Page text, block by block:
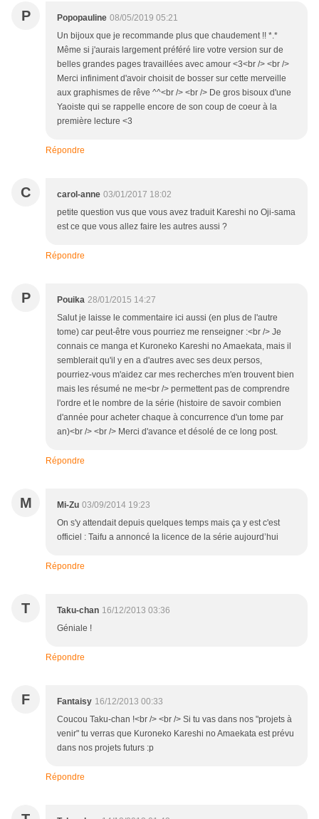
P Popopauline 08/05/2019 05:21
Un bijoux que je recommande plus que chaudement !! *.*
Même si j'aurais largement préféré lire votre version sur de
belles grandes pages travaillées avec amour <3<br /> <br />
Merci infiniment d'avoir choisit de bosser sur cette merveille
aux graphismes de rêve ^^<br /> <br /> De gros bisoux d'une
Yaoiste qui se rappelle encore de son coup de coeur à la
première lecture <3
Répondre
C carol-anne 03/01/2017 18:02
petite question vus que vous avez traduit Kareshi no Oji-sama
est ce que vous allez faire les autres aussi ?
Répondre
P Pouika 28/01/2015 14:27
Salut je laisse le commentaire ici aussi (en plus de l'autre
tome) car peut-être vous pourriez me renseigner :<br /> Je
connais ce manga et Kuroneko Kareshi no Amaekata, mais il
semblerait qu'il y en a d'autres avec ses deux persos,
pourriez-vous m'aidez car mes recherches m'en trouvent bien
mais les résumé ne me<br /> permettent pas de comprendre
l'ordre et le nombre de la série (histoire de savoir combien
d'année pour acheter chaque à concurrence d'un tome par
an)<br /> <br /> Merci d'avance et désolé de ce long post.
Répondre
M Mi-Zu 03/09/2014 19:23
On s'y attendait depuis quelques temps mais ça y est c'est
officiel : Taifu a annoncé la licence de la série aujourd’hui
Répondre
T Taku-chan 16/12/2013 03:36
Géniale !
Répondre
F Fantaisy 16/12/2013 00:33
Coucou Taku-chan !<br /> <br /> Si tu vas dans nos "projets à
venir" tu verras que Kuroneko Kareshi no Amaekata est prévu
dans nos projets futurs :p
Répondre